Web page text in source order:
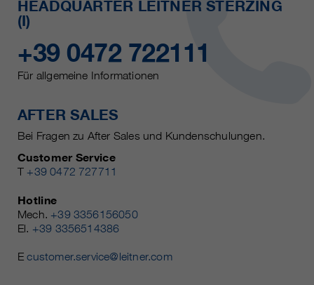
HEADQUARTER LEITNER STERZING
(I)
+39 0472 722111
Für allgemeine Informationen
AFTER SALES
Bei Fragen zu After Sales und Kundenschulungen.
Customer Service
T +39 0472 727711
Hotline
Mech. +39 3356156050
El. +39 3356514386
Ecustomer.service@leitner.com